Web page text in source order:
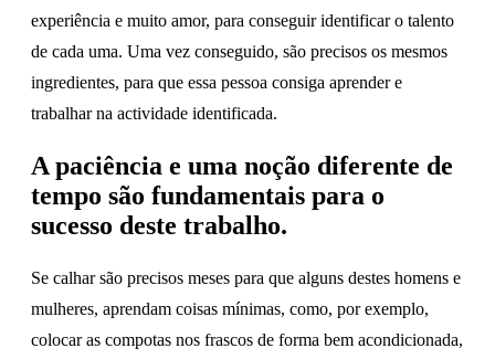
experiência e muito amor, para conseguir identificar o talento
de cada uma. Uma vez conseguido, são precisos os mesmos
ingredientes, para que essa pessoa consiga aprender e
trabalhar na actividade identificada.
A paciência e uma noção diferente de
tempo são fundamentais para o
sucesso deste trabalho.
Se calhar são precisos meses para que alguns destes homens e
mulheres, aprendam coisas mínimas, como, por exemplo,
colocar as compotas nos frascos de forma bem acondicionada,